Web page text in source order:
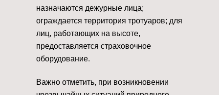
назначаются дежурные лица;
ограждается территория тротуаров; для
лиц, работающих на высоте,
предоставляется страховочное
оборудование.
Важно отметить, при возникновении